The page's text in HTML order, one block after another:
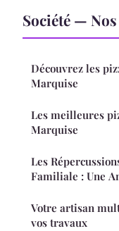
Société —
Découvrez les
Marquise
Les meilleures
Marquise
Les
Familiale : Une
Votre artisan
vos travaux